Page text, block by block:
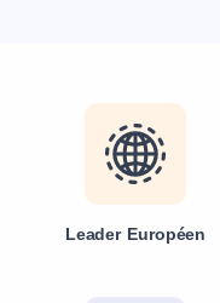
Leader Européen